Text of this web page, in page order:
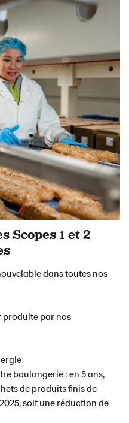
Scopes 1 et 2
dans toutes nos
produite par nos
boulangerie : en 5 ans,
de produits finis de
soit une réduction de